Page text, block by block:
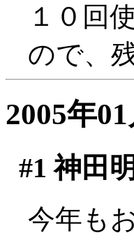
１０回
ので、
2005年
#1 神田
今年も